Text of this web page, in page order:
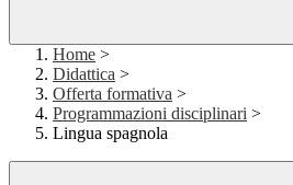
Home >
Didattica >
Offerta formativa >
Programmazioni disciplinari >
Lingua spagnola